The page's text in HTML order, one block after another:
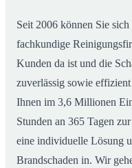
Seit 2006 können Sie
fachkundige
Kunden da ist und die
zuverlässig sowie
Ihnen im 3,6 Millionen
Stunden an 365 Tagen
eine individuelle Lösung
Brandschaden in. Wir